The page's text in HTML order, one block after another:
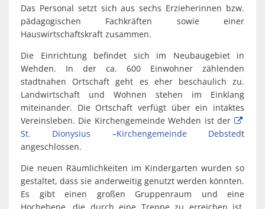
Das Personal setzt sich aus sechs Erzieherinnen bzw.
pädagogischen Fachkräften sowie einer
Hauswirtschaftskraft zusammen.
Die Einrichtung befindet sich im Neubaugebiet in
Wehden. In der ca. 600 Einwohner zählenden
stadtnahen Ortschaft geht es eher beschaulich zu.
Landwirtschaft und Wohnen stehen im Einklang
miteinander. Die Ortschaft verfügt über ein intaktes
Vereinsleben. Die Kirchengemeinde Wehden ist der
St. Dionysius –Kirchengemeinde Debstedt
angeschlossen.
Die neuen Räumlichkeiten im Kindergarten wurden so
gestaltet, dass sie anderweitig genutzt werden könnten.
Es gibt einen großen Gruppenraum und eine